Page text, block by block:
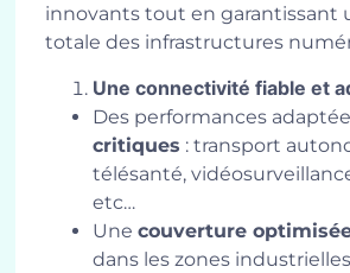
innovants tout en garantissant
totale des infrastructures
Une connectivité fiable et
Des performances
critiques : transport
télésanté,
etc…
Unecouverture
dans les zones